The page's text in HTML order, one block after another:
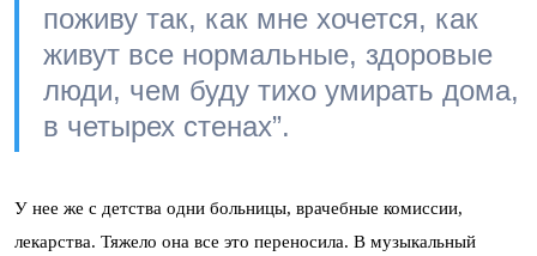
поживу так, как мне хочется, как
живут все нормальные, здоровые
люди, чем буду тихо умирать дома,
в четырех стенах”.
У нее же с детства одни больницы, врачебные комиссии,
лекарства. Тяжело она все это переносила. В музыкальный